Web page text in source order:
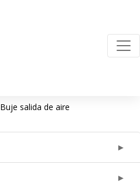
Buje salida de aire